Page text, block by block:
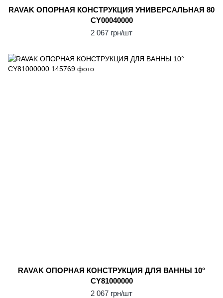
RAVAK ОПОPНАЯ КОНСТPУКЦИЯ УНИВЕРСАЛЬНАЯ 80
CY00040000
2 067 грн/шт
RAVAK ОПОPНАЯ КОНСТРУКЦИЯ ДЛЯ ВАННЫ 10°
CY81000000
2 067 грн/шт